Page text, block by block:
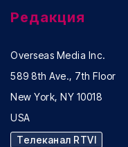
Редакция
Overseas Media Inc.
589 8th Ave., 7th Floor
New York, NY 10018
USA
Телеканал RTVI